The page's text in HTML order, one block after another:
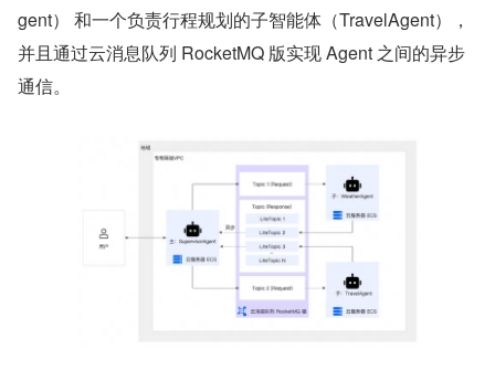
gent） 和一个负责行程规划的子智能体（TravelAgent），
并且通过云消息队列 RocketMQ 版实现 Agent 之间的异步
通信。